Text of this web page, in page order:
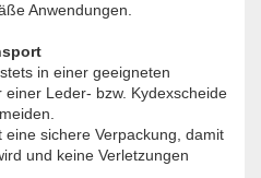
Anwendungen.
in einer geeigneten
Leder- bzw. Kydexscheide
sichere Verpackung, damit
und keine Verletzungen